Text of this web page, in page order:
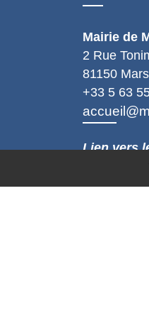
Mairie de
2 Rue
81150
+33 5 63
Lien vers
de